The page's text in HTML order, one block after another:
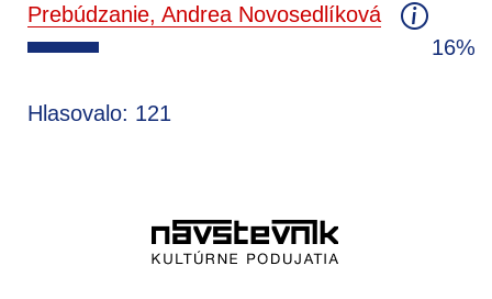
Prebúdzanie, Andrea Novosedlíková
16%
Hlasovalo: 121